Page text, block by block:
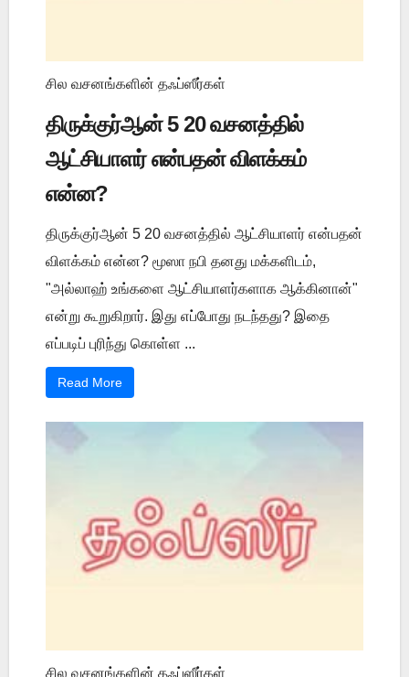
சில வசனங்களின் தஃப்ஸீர்கள்
திருக்குர்ஆன் 5 20 வசனத்தில்
ஆட்சியாளர் என்பதன் விளக்கம்
என்ன?
திருக்குர்ஆன் 5 20 வசனத்தில் ஆட்சியாளர் என்பதன்
விளக்கம் என்ன? மூஸா நபி தனது மக்களிடம்,
"அல்லாஹ் உங்களை ஆட்சியாளர்களாக ஆக்கினான்"
என்று கூறுகிறார். இது எப்போது நடந்தது? இதை
எப்படிப் புரிந்து கொள்ள ...
Read More
சில வசனங்களின் தஃப்ஸீர்கள்